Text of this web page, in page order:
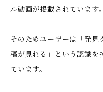
ル動画が掲載されています。
そのためユーザーは「発
稿が見れる」という認識を
ています。